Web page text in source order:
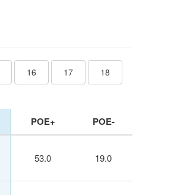
16 17 18
POE+ POE-
53.0 19.0